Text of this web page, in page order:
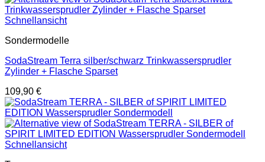
Schnellansicht
Sondermodelle
SodaStream Terra silber/schwarz Trinkwassersprudler
Zylinder + Flasche Sparset
109,90 €
Schnellansicht